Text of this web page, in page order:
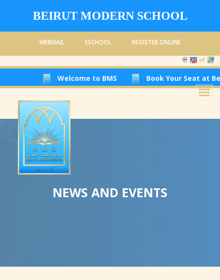
BEIRUT MODERN SCHOOL
WEBMAIL ESCHOOL REGISTER ONLINE
Welcome to BMS Book Your Seat at Beirut
NEWS AND EVENTS